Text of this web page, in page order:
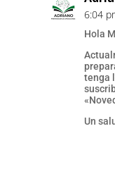
6:04
Hola
tenga
Un